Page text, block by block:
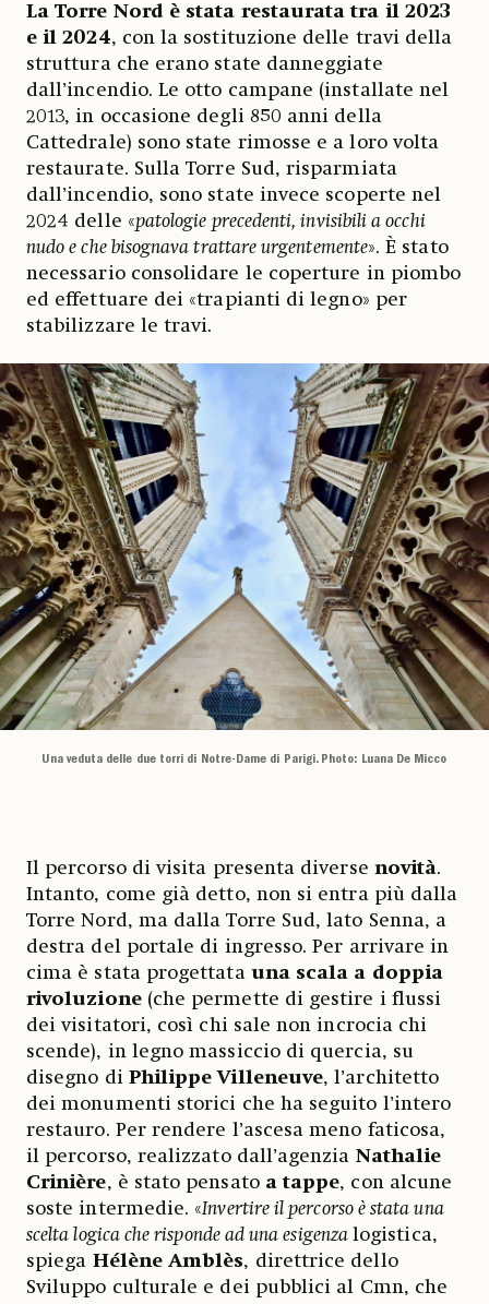
La Torre Nord è stata restaurata tra il 2023
e il 2024, con la sostituzione delle travi della
struttura che erano state danneggiate
dall’incendio. Le otto campane (installate nel
2013, in occasione degli 850 anni della
Cattedrale) sono state rimosse e a loro volta
restaurate. Sulla Torre Sud, risparmiata
dall’incendio, sono state invece scoperte nel
2024 delle «patologie precedenti, invisibili a occhi
nudo e che bisognava trattare urgentemente». È stato
necessario consolidare le coperture in piombo
ed effettuare dei «trapianti di legno» per
stabilizzare le travi.
Una veduta delle due torri di Notre-Dame di Parigi. Photo: Luana De Micco
Il percorso di visita presenta diverse novità.
Intanto, come già detto, non si entra più dalla
Torre Nord, ma dalla Torre Sud, lato Senna, a
destra del portale di ingresso. Per arrivare in
cima è stata progettata una scala a doppia
rivoluzione(che permette di gestire i flussi
dei visitatori, così chi sale non incrocia chi
scende), in legno massiccio di quercia, su
disegno di Philippe Villeneuve, l’architetto
dei monumenti storici che ha seguito l’intero
restauro. Per rendere l’ascesa meno faticosa,
il percorso, realizzato dall’agenzia Nathalie
Crinière, è stato pensato a tappe, con alcune
soste intermedie. «Invertire il percorso è stata una
scelta logica che risponde ad una esigenzalogistica,
spiega Hélène Amblès, direttrice dello
Sviluppo culturale e dei pubblici al Cmn, che